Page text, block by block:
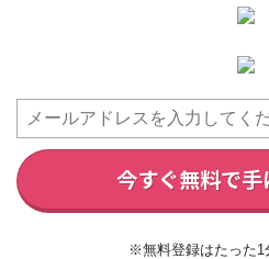
今すぐ無料で手
※無料登録はたった1